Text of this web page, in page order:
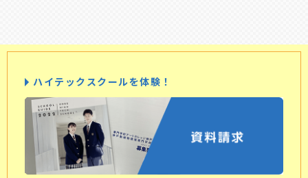
ハイテックスクールを体験！